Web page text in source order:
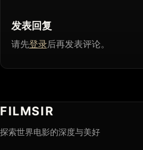
发表回复
请先登录后再发表评论。
FILMSIR
探索世界电影的深度与美好